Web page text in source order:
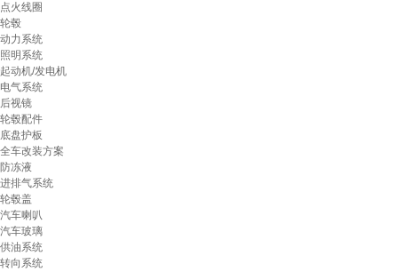
点火线圈
轮毂
动力系统
照明系统
起动机/发电机
电气系统
后视镜
轮毂配件
底盘护板
全车改装方案
防冻液
进排气系统
轮毂盖
汽车喇叭
汽车玻璃
供油系统
转向系统